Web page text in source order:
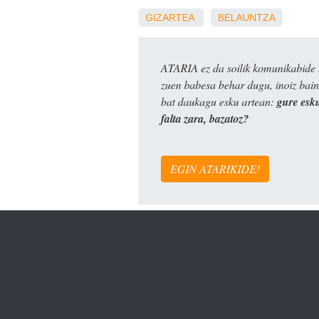
GIZARTEA BELAUNTZA
ATARIA ez da soilik
zuen babesa behar dugu, inoiz
bat daukagu esku artean: gure
falta zara, bazatoz?
EGIN ATARIKIDE!